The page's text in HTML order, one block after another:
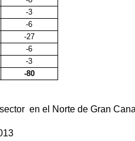
-3
-6
-27
-6
-3
-80
en el Norte de Gran